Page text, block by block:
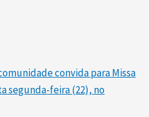
convida para Missa
segunda-feira (22), no